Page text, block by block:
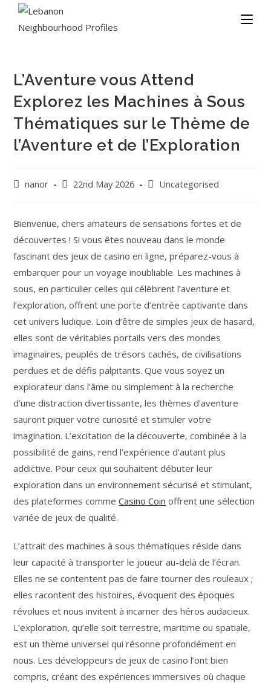
L’Aventure vous Attend
Explorez les Machines à Sous
Thématiques sur le Thème de
l’Aventure et de l’Exploration
nanor 22nd May 2026 Uncategorised
Bienvenue, chers amateurs de sensations fortes et de
découvertes ! Si vous êtes nouveau dans le monde
fascinant des jeux de casino en ligne, préparez-vous à
embarquer pour un voyage inoubliable. Les machines à
sous, en particulier celles qui célèbrent l’aventure et
l’exploration, offrent une porte d’entrée captivante dans
cet univers ludique. Loin d’être de simples jeux de hasard,
elles sont de véritables portails vers des mondes
imaginaires, peuplés de trésors cachés, de civilisations
perdues et de défis palpitants. Que vous soyez un
explorateur dans l’âme ou simplement à la recherche
d’une distraction divertissante, les thèmes d’aventure
sauront piquer votre curiosité et stimuler votre
imagination. L’excitation de la découverte, combinée à la
possibilité de gains, rend l’expérience d’autant plus
addictive. Pour ceux qui souhaitent débuter leur
exploration dans un environnement sécurisé et stimulant,
des plateformes commeCasino Coin offrent une sélection
variée de jeux de qualité.
L’attrait des machines à sous thématiques réside dans
leur capacité à transporter le joueur au-delà de l’écran.
Elles ne se contentent pas de faire tourner des rouleaux ;
elles racontent des histoires, évoquent des époques
révolues et nous invitent à incarner des héros audacieux.
L’exploration, qu’elle soit terrestre, maritime ou spatiale,
est un thème universel qui résonne profondément en
nous. Les développeurs de jeux de casino l’ont bien
compris, créant des expériences immersives où chaque